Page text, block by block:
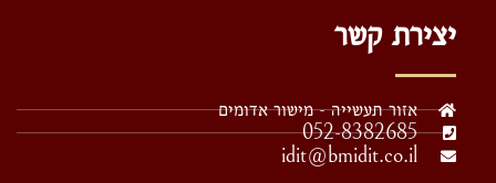
יצירת קשר
אזור תעשייה - מישור אדומים
052-8382685
idit@bmidit.co.il